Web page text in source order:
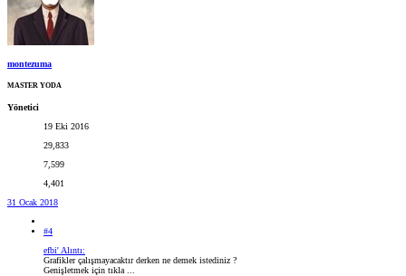
montezuma
MASTER YODA
Yönetici
19 Eki 2016
29,833
7,599
4,401
31 Ocak 2018
#4
efbi' Alıntı:
Grafikler çalışmayacaktır derken ne demek istediniz ?
Genişletmek için tıkla ...